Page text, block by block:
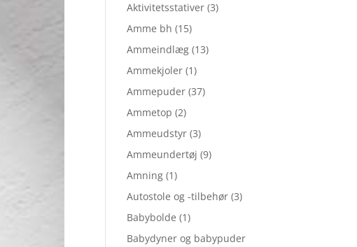
Aktivitetsstativer (3)
Amme bh (15)
Ammeindlæg (13)
Ammekjoler (1)
Ammepuder (37)
Ammetop (2)
Ammeudstyr (3)
Ammeundertøj (9)
Amning (1)
Autostole og -tilbehør (3)
Babybolde (1)
Babydyner og babypuder